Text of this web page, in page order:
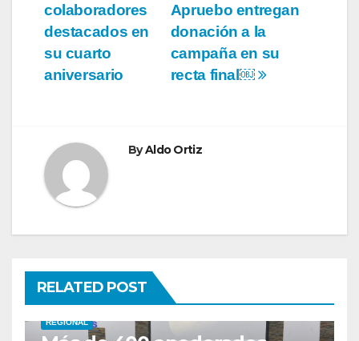
entradas
Apruebo entregan
donación a la
campaña en su
recta final￼
colaboradores
destacados en
su cuarto
aniversario
ByAldo Ortiz
RELATED POST
REGIONAL